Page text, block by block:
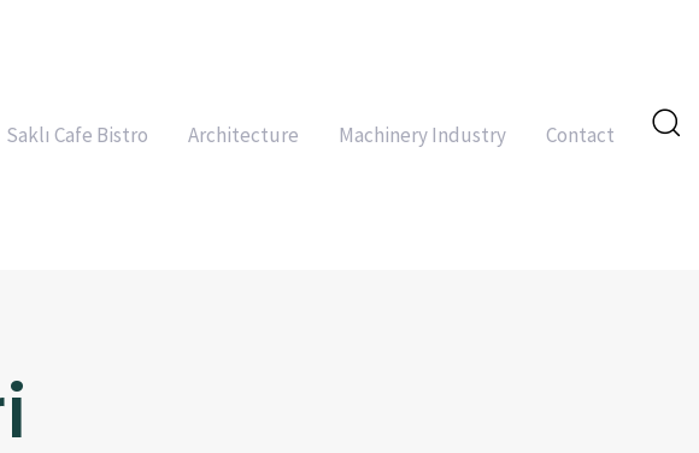
Saklı Cafe Bistro Architecture Machinery Industry Contact